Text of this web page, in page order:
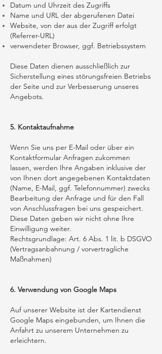
Datum und Uhrzeit des Zugriffs
Name und URL der abgerufenen Datei
Website, von der aus der Zugriff erfolgt
(Referrer-URL)
verwendeter Browser, ggf. Betriebssystem
Diese Daten dienen ausschließlich zur
Sicherstellung eines störungsfreien Betriebs
der Seite und zur Verbesserung unseres
Angebots.
5. Kontaktaufnahme
Wenn Sie uns per E-Mail oder über ein
Kontaktformular Anfragen zukommen
lassen, werden Ihre Angaben inklusive der
von Ihnen dort angegebenen Kontaktdaten
(Name, E-Mail, ggf. Telefonnummer) zwecks
Bearbeitung der Anfrage und für den Fall
von Anschlussfragen bei uns gespeichert.
Diese Daten geben wir nicht ohne Ihre
Einwilligung weiter.
Rechtsgrundlage: Art. 6 Abs. 1 lit. b DSGVO
(Vertragsanbahnung / vorvertragliche
Maßnahmen)
6. Verwendung von Google Maps
Auf unserer Website ist der Kartendienst
Google Maps eingebunden, um Ihnen die
Anfahrt zu unserem Unternehmen zu
erleichtern.